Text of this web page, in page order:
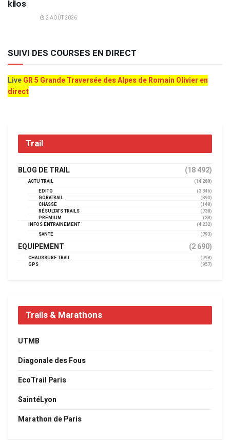
kilos
2 AOÛT 2026
SUIVI DES COURSES EN DIRECT
LiveGR 5 Grande Traversée des Alpes de Romain Olivier en
direct
Trail
BLOG DE TRAIL (18 492)
ACTU TRAIL
(14 288)
EDITO
(3 346)
GORATRAIL
(390)
CHASSE
(148)
RÉSULTATS TRAILS
(738)
PREMIUM
(38)
INFOS ENTRAINEMENT
(4 232)
SANTÉ
(793)
EQUIPEMENT (2 690)
CHAUSSURE TRAIL
(798)
GPS
(957)
Trails & Marathons
UTMB
Diagonale des Fous
EcoTrail Paris
SaintéLyon
Marathon de Paris